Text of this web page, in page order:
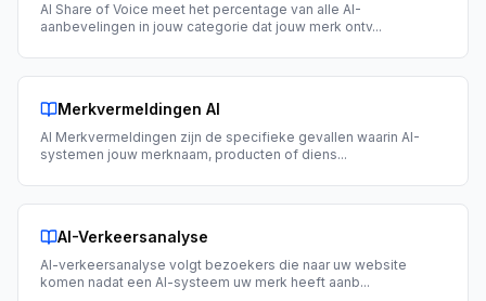
AI Share of Voice meet het percentage van alle AI-
aanbevelingen in jouw categorie dat jouw merk ontv...
Merkvermeldingen AI
AI Merkvermeldingen zijn de specifieke gevallen waarin AI-
systemen jouw merknaam, producten of diens...
AI-Verkeersanalyse
AI-verkeersanalyse volgt bezoekers die naar uw website
komen nadat een AI-systeem uw merk heeft aanb...